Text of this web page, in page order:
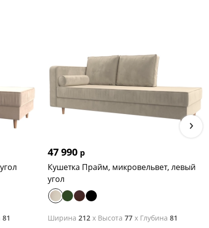
81
47 990 р
Кушетка Прайм, микровельвет, левый
угол
Ширина 212 x Высота 77 x Глубина 81
›